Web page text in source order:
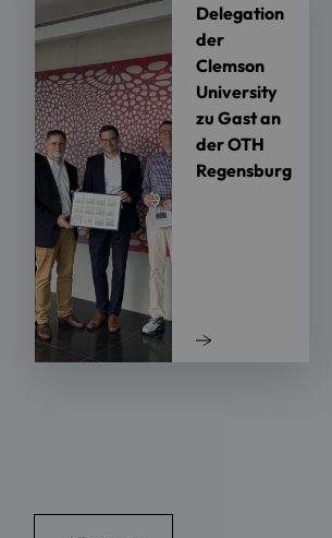
Delegation
der
Clemson
University
zu Gast an
der OTH
Regensburg